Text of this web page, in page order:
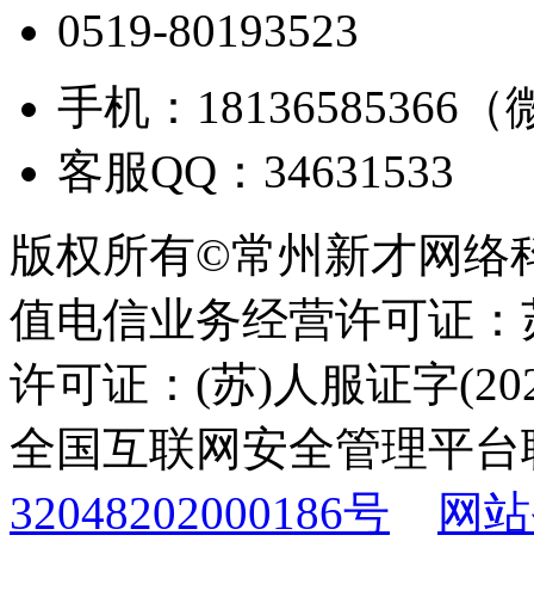
0519-80193523
手机：18136585366（
客服QQ：34631533
版权所有©常州新才网络
值电信业务经营许可证
许可证：(苏)人服证字
全国互联网安全管理平
32048202000186号
网